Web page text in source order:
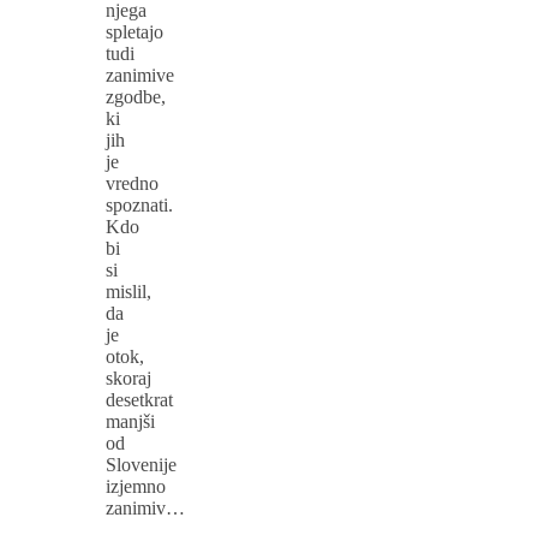
njega
spletajo
tudi
zanimive
zgodbe,
ki
jih
je
vredno
spoznati.
Kdo
bi
si
mislil,
da
je
otok,
skoraj
desetkrat
manjši
od
Slovenije
izjemno
zanimiv…